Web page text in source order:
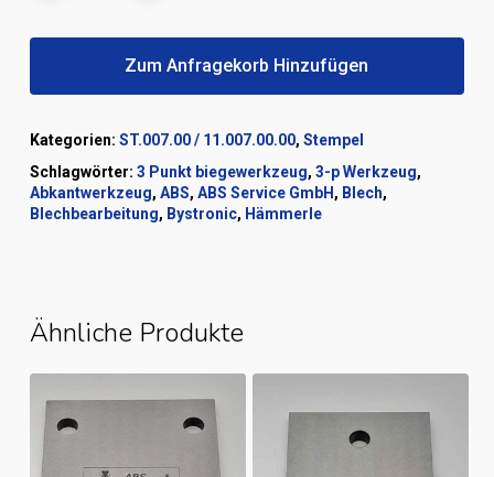
Zum Anfragekorb Hinzufügen
Kategorien: ST.007.00 / 11.007.00.00, Stempel
Schlagwörter: 3 Punkt biegewerkzeug, 3-p Werkzeug,
Abkantwerkzeug, ABS, ABS Service GmbH , Blech,
Blechbearbeitung, Bystronic, Hämmerle
Ähnliche Produkte